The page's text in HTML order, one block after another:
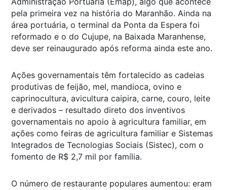
pela primeira vez na história do Maranhão. Ainda na
área portuária, o terminal da Ponta da Espera foi
reformado e o do Cujupe, na Baixada Maranhense,
deve ser reinaugurado após reforma ainda este ano.
Ações governamentais têm fortalecido as cadeias
produtivas de feijão, mel, mandioca, ovino e
caprinocultura, avicultura caipira, carne, couro, leite
e derivados – resultado direto dos inventivos
governamentais no apoio à agricultura familiar, em
ações como feiras de agricultura familiar e Sistemas
Integrados de Tecnologias Sociais (Sistec), com o
fomento de R$ 2,7 mil por família.
O número de restaurante populares aumentou: eram